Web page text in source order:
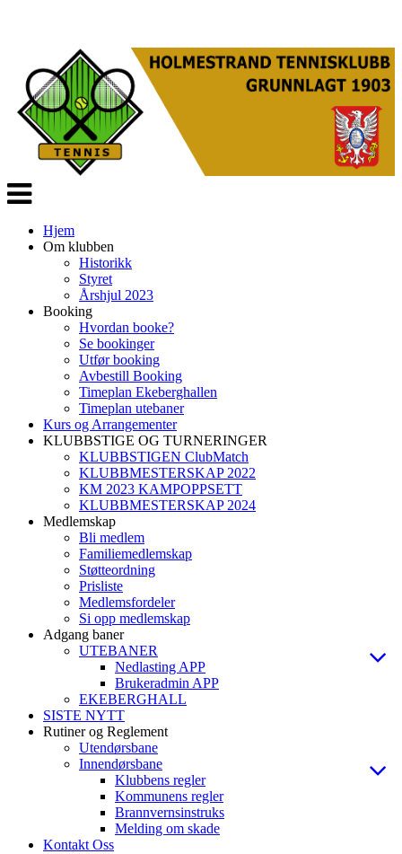
Veksle
navigasjon
Hjem
Om klubben
Historikk
Styret
Årshjul 2023
Booking
Hvordan booke?
Se bookinger
Utfør booking
Avbestill Booking
Timeplan Ekeberghallen
Timeplan utebaner
Kurs og Arrangementer
KLUBBSTIGE OG TURNERINGER
KLUBBSTIGEN ClubMatch
KLUBBMESTERSKAP 2022
KM 2023 KAMPOPPSETT
KLUBBMESTERSKAP 2024
Medlemskap
Bli medlem
Familiemedlemskap
Støtteordning
Prisliste
Medlemsfordeler
Si opp medlemskap
Adgang baner
UTEBANER
Nedlasting APP
Brukeradmin APP
EKEBERGHALL
SISTE NYTT
Rutiner og Reglement
Utendørsbane
Innendørsbane
Klubbens regler
Kommunens regler
Brannvernsinstruks
Melding om skade
Kontakt Oss